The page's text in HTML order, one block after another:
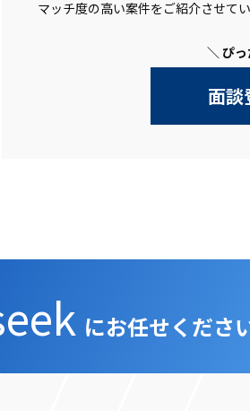
マッチ度の高い案件をご紹介させて
＼ ぴ
面談
にお任せくださ